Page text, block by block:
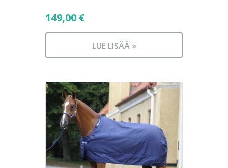
149,00 €
LUE LISÄÄ »